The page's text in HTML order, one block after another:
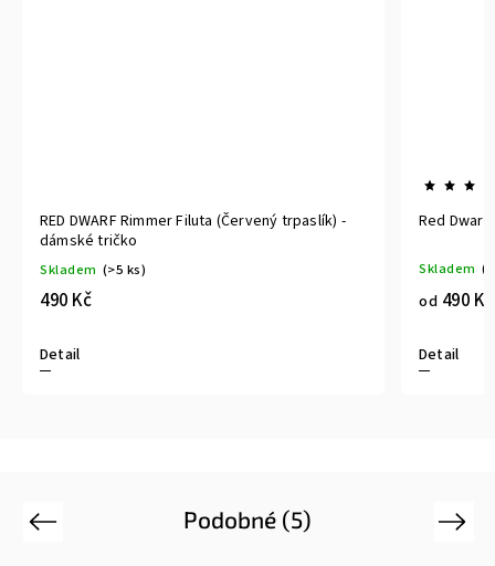
Red Dwarf (Červený trpaslík) no1 - plakát
Skladem (>5 ks)
od 490 Kč
Detail
Červený
Skladem
1 090 Kč
Detail
Podobné (5)
Previous Next